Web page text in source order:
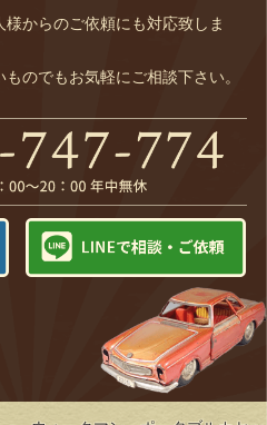
からのご依頼にも対応致しま
のでもお気軽にご相談下さい。